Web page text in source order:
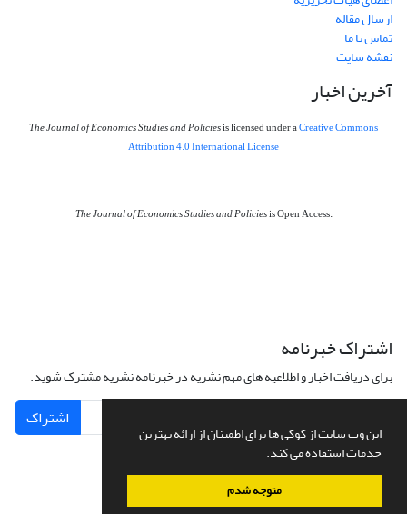
این وب سایت از کوکی ها برای اطمینان از ارائه بهترین
خدمات استفاده می کند.
متوجه شدم
ارسال مقاله
تماس با ما
نقشه سایت
آخرین اخبار
The Journal of Economics Studies and Policiesis licensed under aCreative Commons
Attribution 4.0 International License
The Journal of Economics Studies and Policiesis Open Access.
اشتراک خبرنامه
برای دریافت اخبار و اطلاعیه های مهم نشریه در خبرنامه نشریه مشترک شوید.
اشتراک
سامانه مدیریت نشریات علمی.طراحی و پیاده سازی ازسیناوب